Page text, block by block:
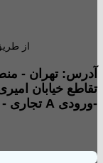
از
تقاطع خیابان
-ورودی A تجاری - طبقه همکف - جنب داروخانه - واحد B2